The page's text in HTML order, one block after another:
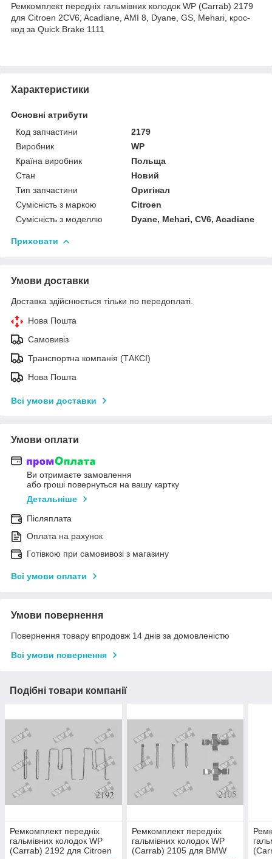
Ремкомплект передніх гальмівних колодок WP (Carrab) 2179
для Citroen 2CV6, Acadiane, AMI 8, Dyane, GS, Mehari, крос-
код за Quick Brake 1111
Характеристики
Основні атрибути
Код запчастини
2179
Виробник
WP
Країна виробник
Польща
Стан
Новий
Тип запчастини
Оригінал
Сумісність з маркою
Citroen
Сумісність з моделлю
Dyane, Mehari, CV6, Acadiane
Приховати
Умови доставки
Доставка здійснюється тільки по передоплаті.
Нова Пошта
Самовивіз
Транспортна компанія (ТАКСІ)
Нова Пошта
Всі умови доставки
Умови оплати
Ви отримаєте замовлення
або гроші повернуться на вашу картку
Детальніше
Післяплата
Оплата на рахунок
Готівкою при самовивозі з магазину
Всі умови оплати
Умови повернення
Повернення товару впродовж 14 днів за домовленістю
Всі умови повернення
Подібні товари компанії
Ремкомплект передніх
гальмівних колодок WP
(Carrab) 2192 для Citroen
Ремкомплект передніх
гальмівних колодок WP
(Carrab) 2105 для BMW